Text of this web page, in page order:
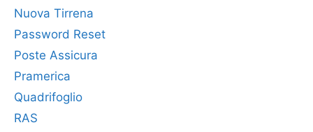
Nuova Tirrena
Password Reset
Poste Assicura
Pramerica
Quadrifoglio
RAS